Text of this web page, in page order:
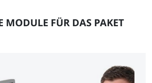
MODULE FÜR DAS PAKET